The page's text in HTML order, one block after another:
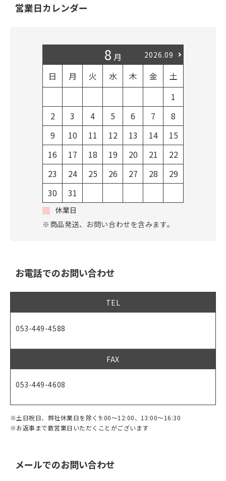
営業日カレンダー
8 月 2026.09
日 月 火 水 木 金
土
1
2
3 4 5 6 7
8
9
10 11 12 13 14
15
16
17 18 19 20 21
22
23
24 25 26 27 28
29
30
31
休業日
※商品発送、お問い合わせを含みます。
お電話でのお問い合わせ
TEL
053-449-4588
FAX
053-449-4608
※土日祝日、弊社休業日を除く9:00～12:00、13:00～16:30
※お返事まで数営業日いただくことがございます
メールでのお問い合わせ